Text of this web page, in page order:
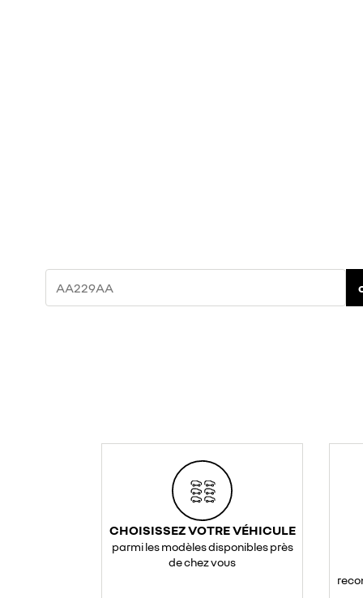
CHOISISSEZ VOTRE VÉHICULE
parmi les modèles disponibles près
de chez vous